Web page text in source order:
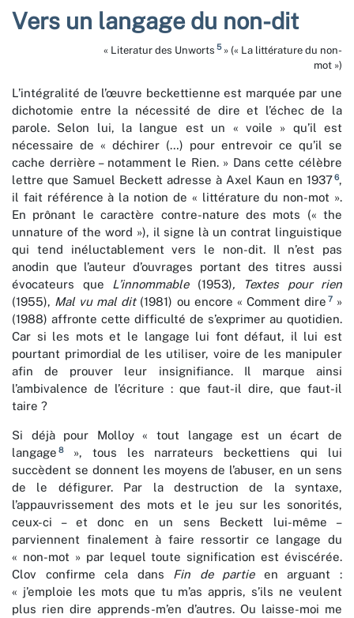
Vers un langage du non-dit
« Literatur des Unworts 5» (« La littérature du non-
mot »)
L’intégralité de l’œuvre beckettienne est marquée par une
dichotomie entre la nécessité de dire et l’échec de la
parole. Selon lui, la langue est un « voile » qu’il est
nécessaire de « déchirer (…) pour entrevoir ce qu’il se
cache derrière – notamment le Rien. » Dans cette célèbre
lettre que Samuel Beckett adresse à Axel Kaun en 19376,
il fait référence à la notion de « littérature du non-mot ».
En prônant le caractère contre-nature des mots (« the
unnature of the word »), il signe là un contrat linguistique
qui tend inéluctablement vers le non-dit. Il n’est pas
anodin que l’auteur d’ouvrages portant des titres aussi
évocateurs que L’innommable (1953), Textes pour rien
(1955), Mal vu mal dit(1981) ou encore « Comment dire 7»
(1988) affronte cette difficulté de s’exprimer au quotidien.
Car si les mots et le langage lui font défaut, il lui est
pourtant primordial de les utiliser, voire de les manipuler
afin de prouver leur insignifiance. Il marque ainsi
l’ambivalence de l’écriture : que faut-il dire, que faut-il
taire ?
Si déjà pour Molloy « tout langage est un écart de
langage 8», tous les narrateurs beckettiens qui lui
succèdent se donnent les moyens de l’abuser, en un sens
de le défigurer. Par la destruction de la syntaxe,
l’appauvrissement des mots et le jeu sur les sonorités,
ceux-ci – et donc en un sens Beckett lui-même –
parviennent finalement à faire ressortir ce langage du
« non-mot » par lequel toute signification est éviscérée.
Clov confirme cela dans Fin de partieen arguant :
« j’emploie les mots que tu m’as appris, s’ils ne veulent
plus rien dire apprends-m’en d’autres. Ou laisse-moi me